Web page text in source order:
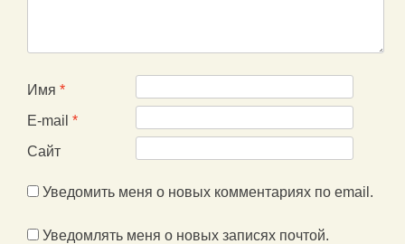
Имя *
E-mail *
Сайт
Уведомить меня о новых комментариях по email.
Уведомлять меня о новых записях почтой.